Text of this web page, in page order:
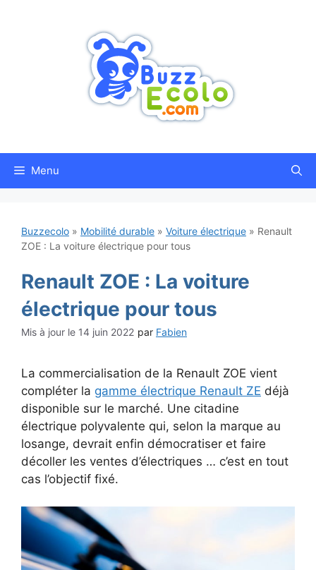
Menu
Buzzecolo » Mobilité durable » Voiture électrique » Renault
ZOE : La voiture électrique pour tous
Renault ZOE : La voiture
électrique pour tous
14 juin 2022 par Fabien
La commercialisation de la Renault ZOE vient
compléter la gamme électrique Renault ZE déjà
disponible sur le marché. Une citadine
électrique polyvalente qui, selon la marque au
losange, devrait enfin démocratiser et faire
décoller les ventes d’électriques … c’est en tout
cas l’objectif fixé.